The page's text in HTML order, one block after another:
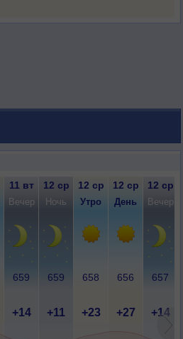
11 вт 12 ср 12 ср 12 ср 12 ср
Вечер Ночь Утро День Вечер
659 659 658 656 657
+14 +11 +23 +27 +14